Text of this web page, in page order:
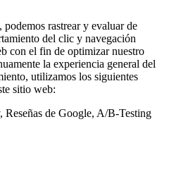
rastrear y evaluar de
del clic y navegación
con el fin de optimizar nuestro
la experiencia general del
utilizamos los siguientes
sitio web:
de Google, A/B-Testing